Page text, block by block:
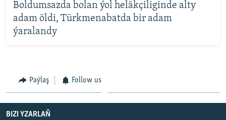
Boldumsazda bolan ýol heläkçiliginde alty
adam öldi, Türkmenabatda bir adam
ýaralandy
Paýlaş Follow us
BIZI YZARLAŇ